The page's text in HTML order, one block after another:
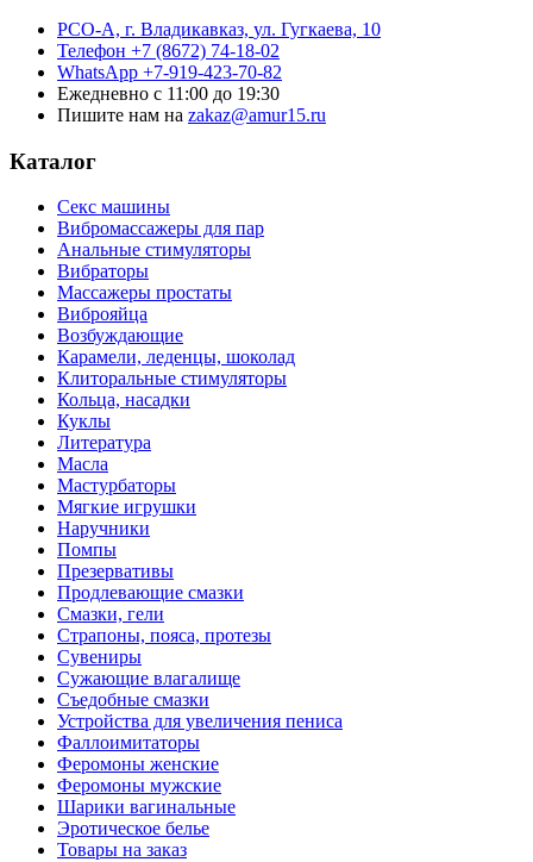
РСО-А, г. Владикавказ, ул. Гугкаева, 10
Телефон +7 (8672) 74-18-02
WhatsApp +7-919-423-70-82
Ежедневно с 11:00 до 19:30
Пишите нам на zakaz@amur15.ru
Каталог
Секс машины
Вибромассажеры для пар
Анальные стимуляторы
Вибраторы
Массажеры простаты
Виброяйца
Возбуждающие
Карамели, леденцы, шоколад
Клиторальные стимуляторы
Кольца, насадки
Куклы
Литература
Масла
Мастурбаторы
Мягкие игрушки
Наручники
Помпы
Презервативы
Продлевающие смазки
Смазки, гели
Страпоны, пояса, протезы
Сувениры
Сужающие влагалище
Съедобные смазки
Устройства для увеличения пениса
Фаллоимитаторы
Феромоны женские
Феромоны мужские
Шарики вагинальные
Эротическое белье
Товары на заказ